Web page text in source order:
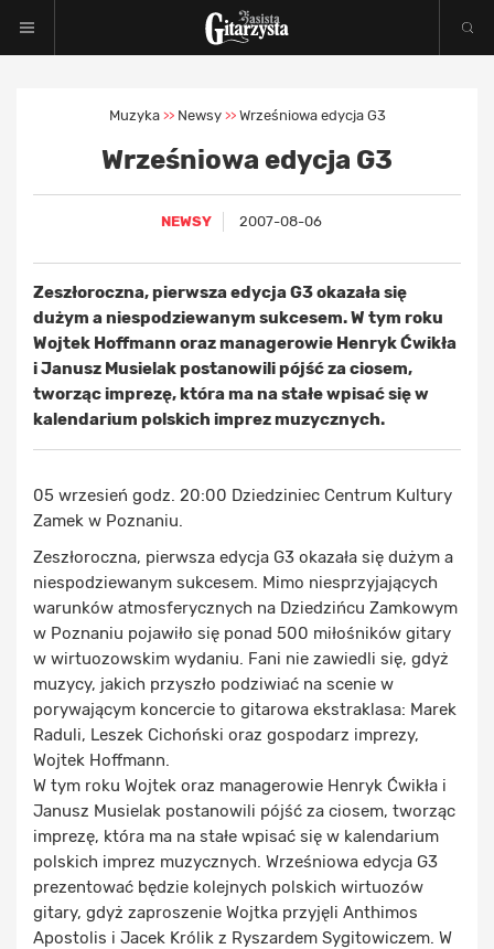
Muzyka >> Newsy >> Wrześniowa edycja G3
Wrześniowa edycja G3
NEWSY 2007-08-06
Zeszłoroczna, pierwsza edycja G3 okazała się
dużym a niespodziewanym sukcesem. W tym roku
Wojtek Hoffmann oraz managerowie Henryk Ćwikła
i Janusz Musielak postanowili pójść za ciosem,
tworząc imprezę, która ma na stałe wpisać się w
kalendarium polskich imprez muzycznych.
05 wrzesień godz. 20:00 Dziedziniec Centrum Kultury
Zamek w Poznaniu.
Zeszłoroczna, pierwsza edycja G3 okazała się dużym a
niespodziewanym sukcesem. Mimo niesprzyjających
warunków atmosferycznych na Dziedzińcu Zamkowym
w Poznaniu pojawiło się ponad 500 miłośników gitary
w wirtuozowskim wydaniu. Fani nie zawiedli się, gdyż
muzycy, jakich przyszło podziwiać na scenie w
porywającym koncercie to gitarowa ekstraklasa: Marek
Raduli, Leszek Cichoński oraz gospodarz imprezy,
Wojtek Hoffmann.
W tym roku Wojtek oraz managerowie Henryk Ćwikła i
Janusz Musielak postanowili pójść za ciosem, tworząc
imprezę, która ma na stałe wpisać się w kalendarium
polskich imprez muzycznych. Wrześniowa edycja G3
prezentować będzie kolejnych polskich wirtuozów
gitary, gdyż zaproszenie Wojtka przyjęli Anthimos
Apostolis i Jacek Królik z Ryszardem Sygitowiczem. W